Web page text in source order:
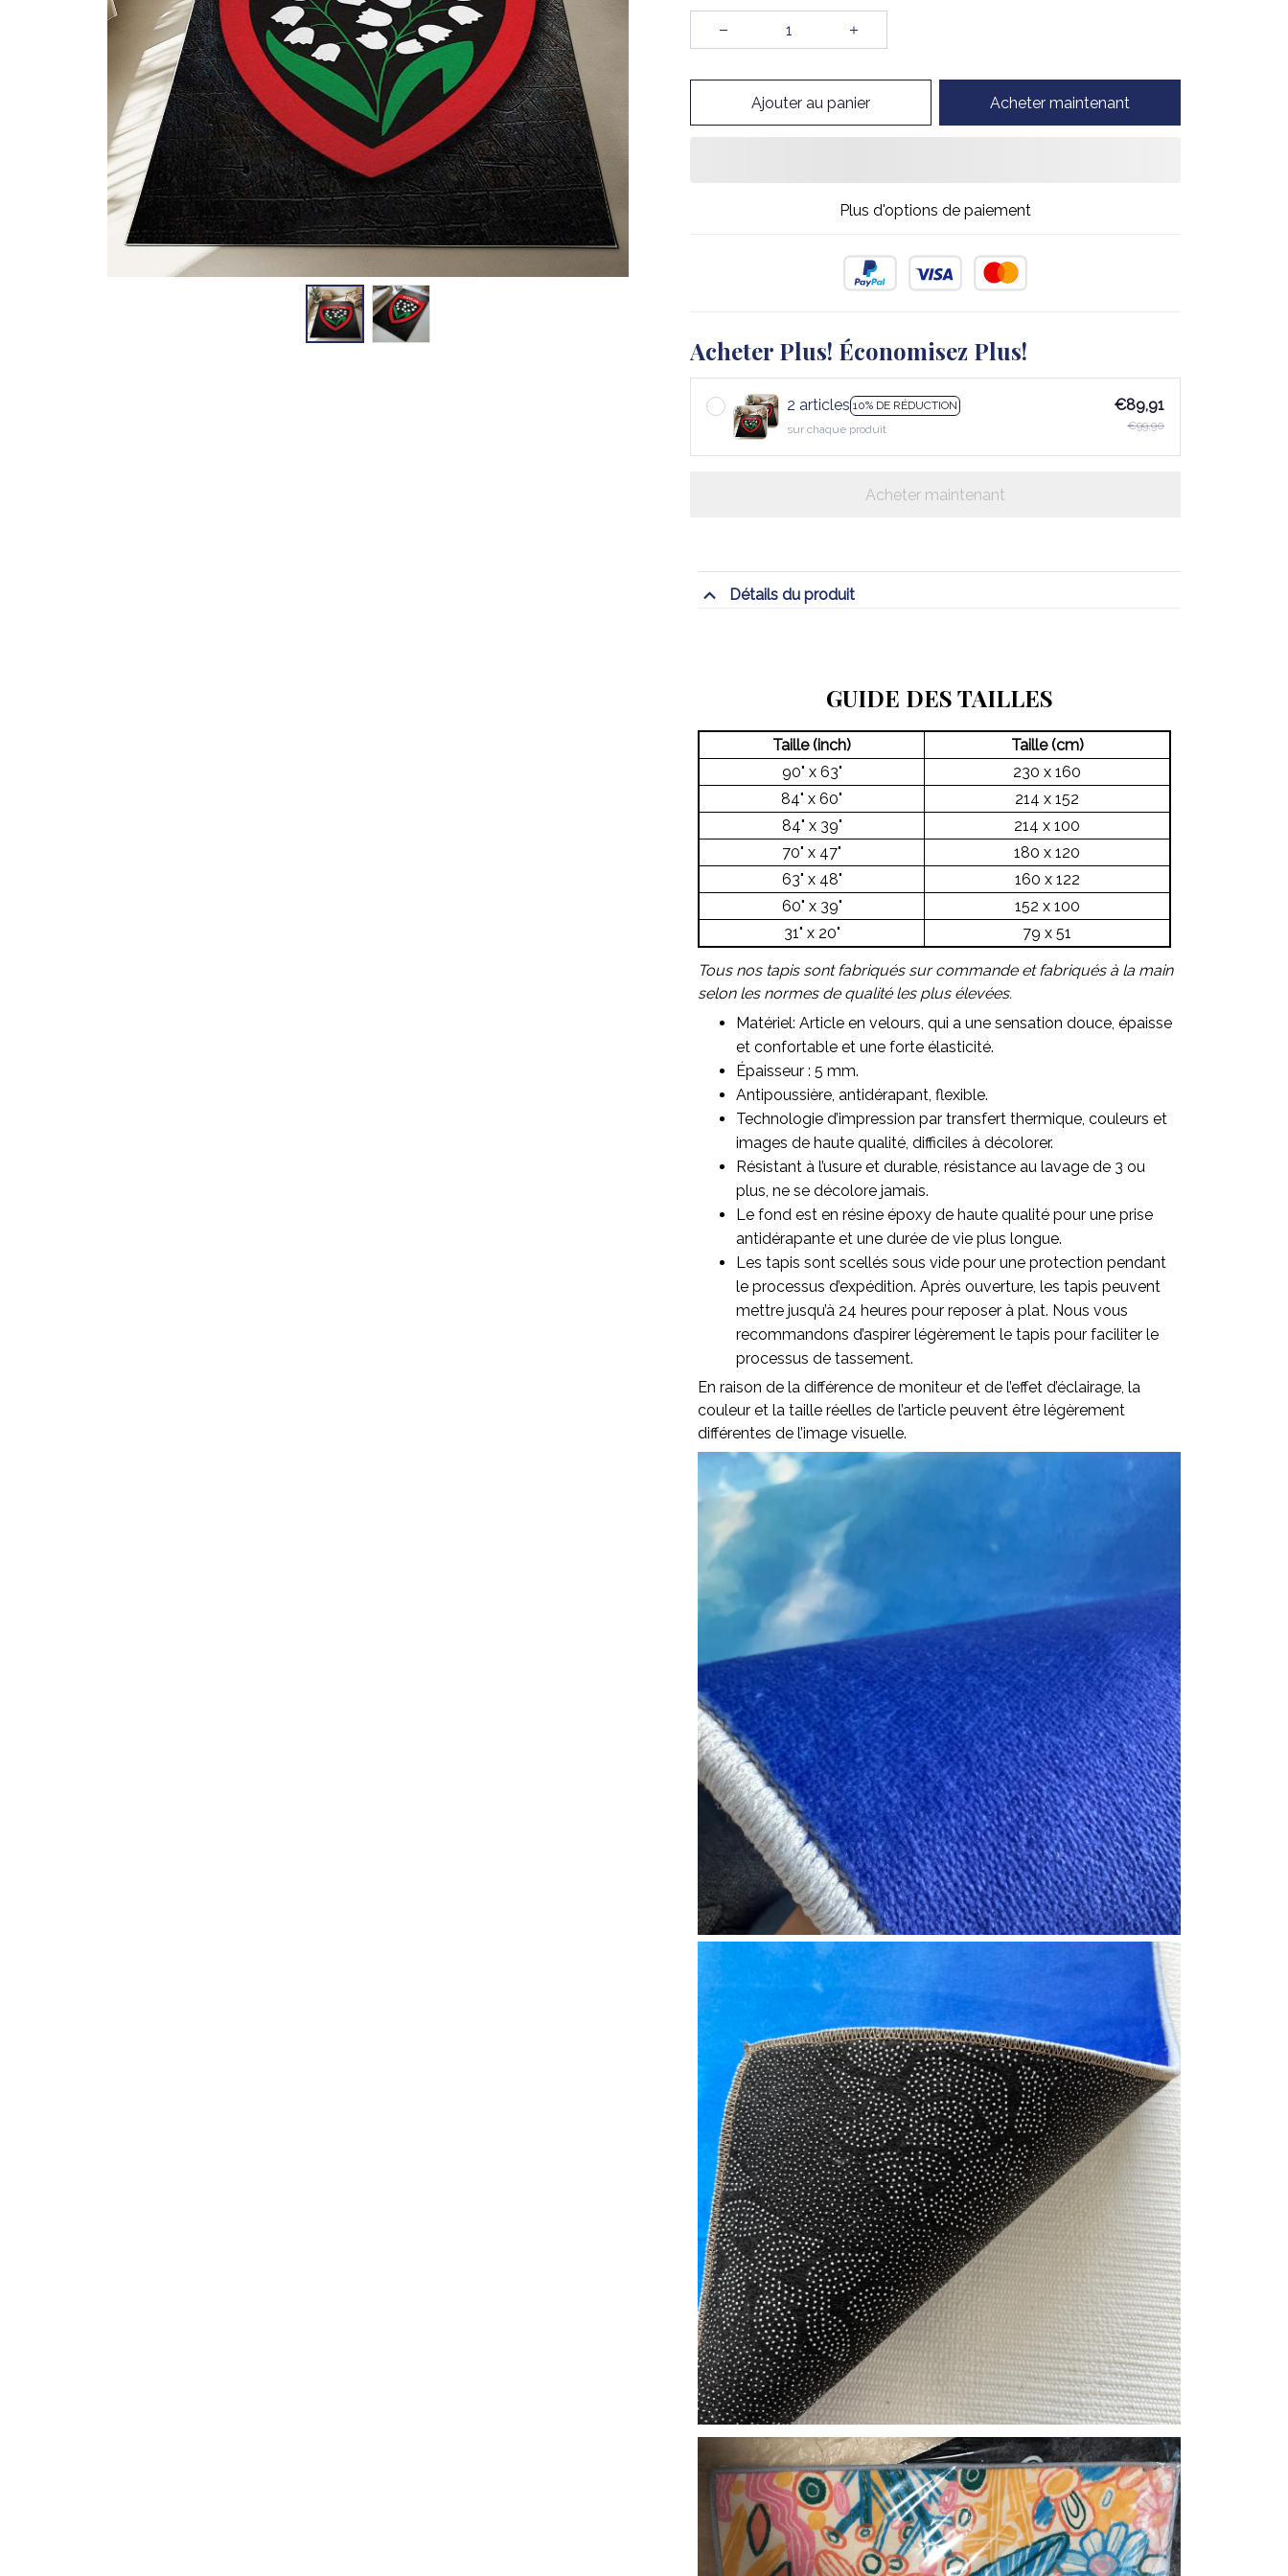
Ajouter au panier Acheter maintenant
Plus d'options de paiement
Acheter Plus! Économisez Plus!
2 articles 10% DE RÉDUCTION
sur chaque produit
€89,91
€99,90
Acheter maintenant
Détails du produit
GUIDE DES TAILLES
Taille (inch)
Taille (cm)
90" x 63"
230 x 160
84" x 60"
214 x 152
84" x 39"
214 x 100
70" x 47"
180 x 120
63" x 48"
160 x 122
60" x 39"
152 x 100
31" x 20"
79 x 51
Tous nos tapis sont fabriqués sur commande et fabriqués à la main
selon les normes de qualité les plus élevées.
Matériel: Article en velours, qui a une sensation douce, épaisse
et confortable et une forte élasticité.
Épaisseur : 5 mm.
Antipoussière, antidérapant, flexible.
Technologie d’impression par transfert thermique, couleurs et
images de haute qualité, difficiles à décolorer.
Résistant à l’usure et durable, résistance au lavage de 3 ou
plus, ne se décolore jamais.
Le fond est en résine époxy de haute qualité pour une prise
antidérapante et une durée de vie plus longue.
Les tapis sont scellés sous vide pour une protection pendant
le processus d’expédition. Après ouverture, les tapis peuvent
mettre jusqu’à 24 heures pour reposer à plat. Nous vous
recommandons d’aspirer légèrement le tapis pour faciliter le
processus de tassement.
En raison de la différence de moniteur et de l’effet d’éclairage, la
couleur et la taille réelles de l’article peuvent être légèrement
différentes de l’image visuelle.